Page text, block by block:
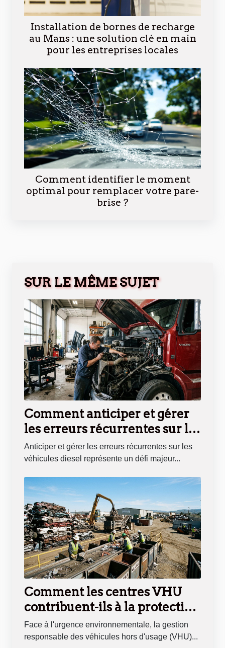
Installation de bornes de recharge
au Mans : une solution clé en main
pour les entreprises locales
Comment identifier le moment
optimal pour remplacer votre pare-
brise ?
SUR LE MÊME SUJET
Comment anticiper et gérer
les erreurs récurrentes sur les
véhicules diesel ?
Anticiper et gérer les erreurs récurrentes sur les
véhicules diesel représente un défi majeur...
Comment les centres VHU
contribuent-ils à la protection
de l'environnement ?
Face à l'urgence environnementale, la gestion
responsable des véhicules hors d'usage (VHU)...